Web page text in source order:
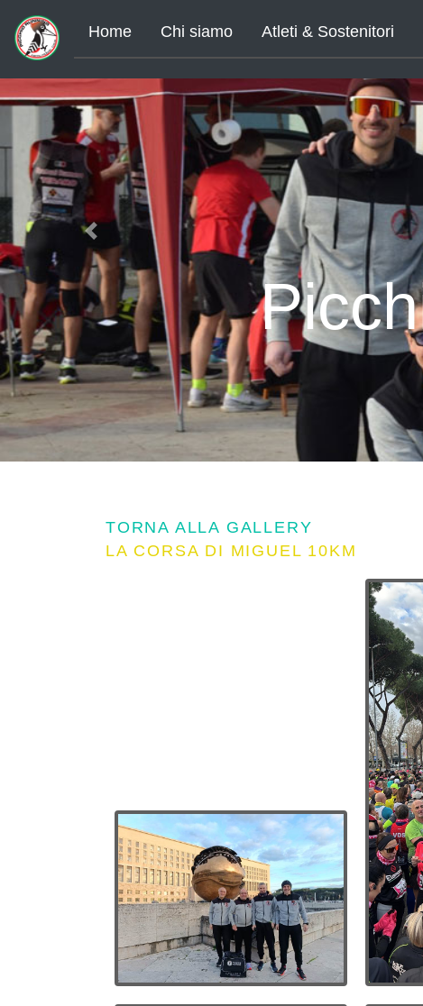
Home Chi siamo Atleti & Sostenitori
Previous
TORNA ALLA GALLERY
LA CORSA DI MIGUEL 10KM